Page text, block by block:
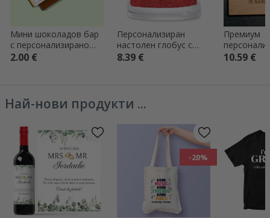
Мини шоколадов бар
с персонализирано
послание - Коледа
2.00 €
Персонализиран
настолен глобус с
послание и снимка -
8.39 €
Премиум
чопър с
10.59 €
Най-нови продукти ...
-20%